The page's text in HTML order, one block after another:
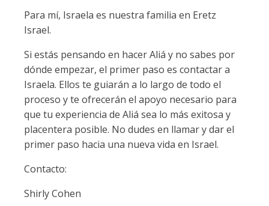
Para mí, Israela es nuestra familia en Eretz
Israel.
Si estás pensando en hacer Aliá y no sabes por
dónde empezar, el primer paso es contactar a
Israela. Ellos te guiarán a lo largo de todo el
proceso y te ofrecerán el apoyo necesario para
que tu experiencia de Aliá sea lo más exitosa y
placentera posible. No dudes en llamar y dar el
primer paso hacia una nueva vida en Israel.
Contacto:
Shirly Cohen